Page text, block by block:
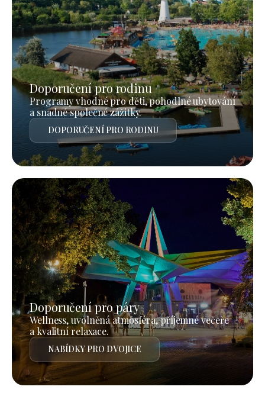
Doporučení pro rodinu
Programy vhodné pro děti, pohodlné ubytování
a snadné společné zážitky.
DOPORUČENÍ PRO RODINU
Doporučení pro páry
Wellness, uvolněná atmosféra, příjemné večeře
a kvalitní relaxace.
NABÍDKY PRO DVOJICE